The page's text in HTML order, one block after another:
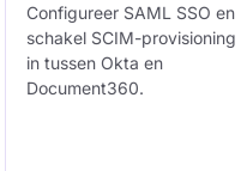
Configureer SAML SSO en
schakel SCIM-provisioning
in tussen Okta en
Document360.